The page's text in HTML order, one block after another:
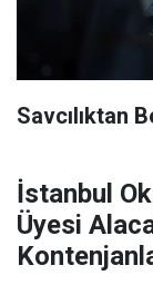
Savcılıktan
İstanbul
Üyesi